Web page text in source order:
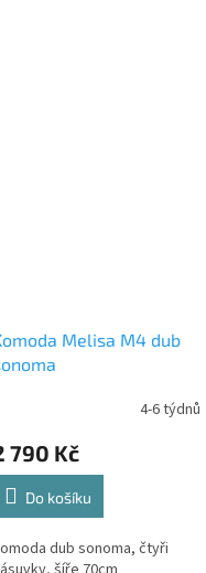
Melisa M4 dub
4-6 týdnů
790 Kč
Do košíku
dub sonoma, čtyři